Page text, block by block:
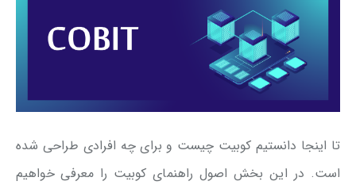
تا اینجا دانستیم کوبیت چیست و برای چه افرادی طراحی شده
است. در این بخش اصول راهنمای کوبیت را معرفی خواهیم